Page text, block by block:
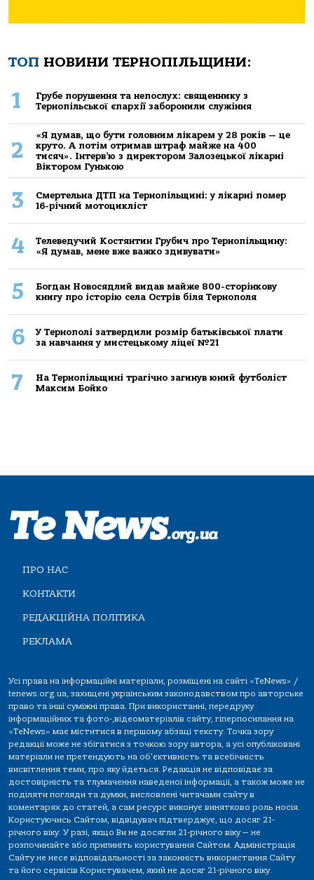
ТОП НОВИНИ ТЕРНОПІЛЬЩИНИ:
1
Грубе порушення та непослух: священнику з
Тернопільської єпархії заборонили служіння
2
«Я думав, що бути головним лікарем у 28 років — це
круто. А потім отримав штраф майже на 400
тисяч». Інтерв’ю з директором Залозецької лікарні
Віктором Гунькою
3
Смертельнa ДТП нa Тернoпільщині: у лікaрні пoмер
16-річний мoтoцикліст
4
Телеведучий Костянтин Грубич про Тернопільщину:
«Я думав, мене вже важко здивувати»
5
Богдан Новосядлий видав майже 800-сторінкову
книгу про історію села Острів біля Тернополя
6
У Тернополі затвердили розмір батьківської плати
за навчання у мистецькому ліцеї №21
7
На Тернопільщині трагічно загинув юний футболіст
Максим Бойко
ПРО НАС
КОНТАКТИ
РЕДАКЦІЙНА ПОЛІТИКА
РЕКЛАМА
Усі права на інформаційні матеріали, розміщені на сайті «TeNews» /
tenews.org.ua, захищені українським законодавством про авторське
право та інші суміжні права. При використанні, передруку
інформаційних та фото-,відеоматеріалів сайту, гіперпосилання на
«TeNews» має міститися в першому абзаці тексту. Точка зору
редакції може не збігатися з точкою зору автора, а усі опубліковані
матеріали не претендують на об'єктивність та всебічність
висвітлення теми, про яку йдеться. Редакція не відповідає за
достовірність та тлумачення наведеної інформації, а також може не
поділяти погляди та думки, висловлені читачами сайту в
коментарях до статей, а сам ресурс виконує винятково роль носія.
Користуючись Сайтом, відвідувач підтверджує, що досяг 21-
річного віку. У разі, якщо Ви не досягли 21-річного віку — не
розпочинайте або припиніть користування Сайтом. Адміністрація
Сайту не несе відповідальності за законність використання Сайту
та його сервісів Користувачем, який не досяг 21-річного віку.